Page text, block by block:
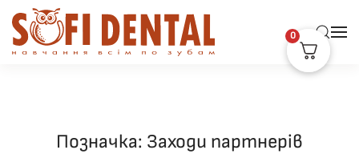
Skip to main content
Позначка: Заходи партнерів
0